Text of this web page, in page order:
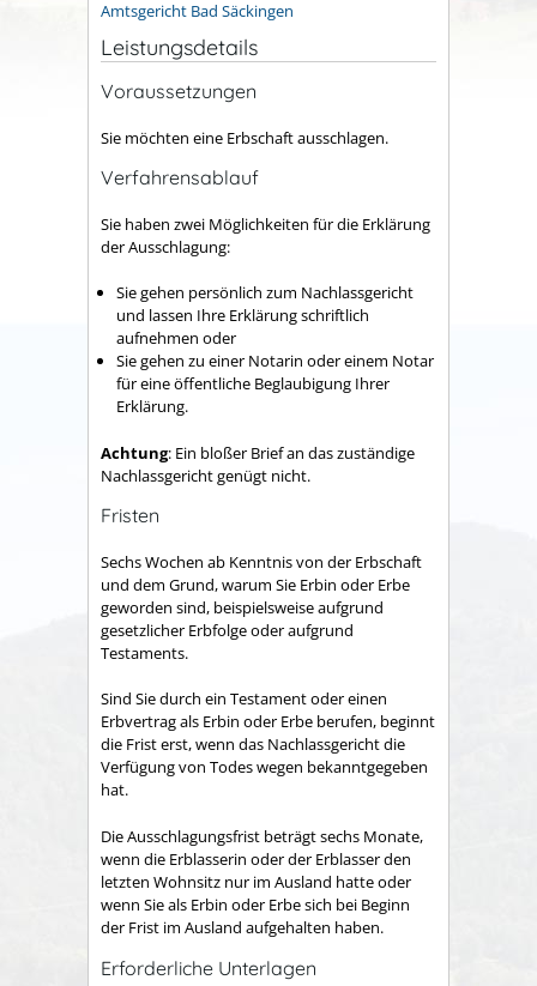
Amtsgericht Bad Säckingen
Leistungsdetails
Voraussetzungen
Sie möchten eine Erbschaft ausschlagen.
Verfahrensablauf
Sie haben zwei Möglichkeiten für die Erklärung
der Ausschlagung:
Sie gehen persönlich zum Nachlassgericht
und lassen Ihre Erklärung schriftlich
aufnehmen oder
Sie gehen zu einer Notarin oder einem Notar
für eine öffentliche Beglaubigung Ihrer
Erklärung.
Achtung: Ein bloßer Brief an das zuständige
Nachlassgericht genügt nicht.
Fristen
Sechs Wochen ab Kenntnis von der Erbschaft
und dem Grund, warum Sie Erbin oder Erbe
geworden sind, beispielsweise aufgrund
gesetzlicher Erbfolge oder aufgrund
Testaments.
Sind Sie durch ein Testament oder einen
Erbvertrag als Erbin oder Erbe berufen, beginnt
die Frist erst, wenn das Nachlassgericht die
Verfügung von Todes wegen bekanntgegeben
hat.
Die Ausschlagungsfrist beträgt sechs Monate,
wenn die Erblasserin oder der Erblasser den
letzten Wohnsitz nur im Ausland hatte oder
wenn Sie als Erbin oder Erbe sich bei Beginn
der Frist im Ausland aufgehalten haben.
Erforderliche Unterlagen